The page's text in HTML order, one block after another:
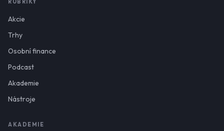
RUBRIKY
Akcie
Trhy
Osobní finance
Podcast
Akademie
Nástroje
AKADEMIE